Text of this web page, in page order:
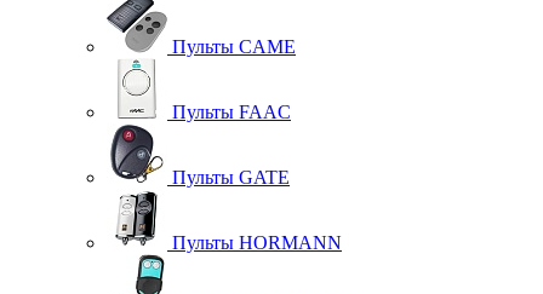
Пульты CAME
Пульты FAAC
Пульты GATE
Пульты HORMANN